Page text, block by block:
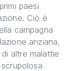
paesi
Ciò è
campagna
anziana,
altre malattie